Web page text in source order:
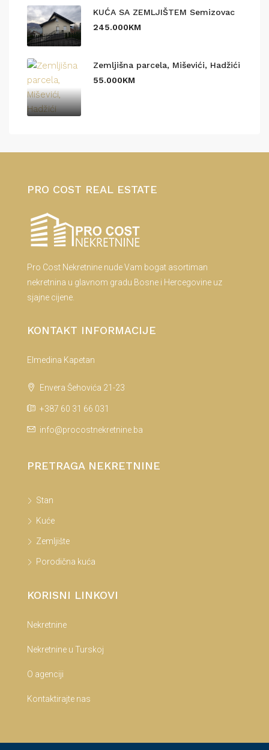
KUĆA SA ZEMLJIŠTEM Semizovac
245.000KM
Zemljišna parcela, Miševići, Hadžići
55.000KM
PRO COST REAL ESTATE
Pro Cost Nekretnine nude Vam bogat asortiman
nekretnina u glavnom gradu Bosne i Hercegovine uz
sjajne cijene.
KONTAKT INFORMACIJE
Elmedina Kapetan
Envera Šehovića 21-23
+387 60 31 66 031
info@procostnekretnine.ba
PRETRAGA NEKRETNINE
Stan
Kuće
Zemljište
Porodična kuća
KORISNI LINKOVI
Nekretnine
Nekretnine u Turskoj
O agenciji
Kontaktirajte nas